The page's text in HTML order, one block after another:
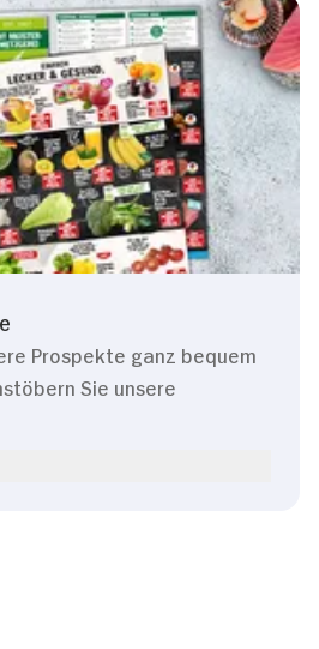
Prospekte ganz bequem
Sie unsere